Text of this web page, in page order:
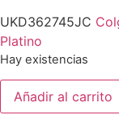
UKD362745JC
Platino
Hay existencias
Añadir al carrito